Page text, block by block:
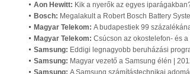
Aon Hewitt: Kik a nyerők az egyes
Bosch: Megalakult a Robert Bosch Battery
Magyar Telekom: A budapestiek 99
Magyar Telekom: Csúcson az okostelefon- és
Samsung: Eddigi legnagyobb beruházási
Samsung: Magyar vezető a Samsung élén |
Samsung: A Samsung számítástechnikai